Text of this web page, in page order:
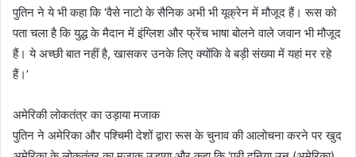
पुतिन ने ये भी कहा कि ‘वैसे नाटो के सैनिक अभी भी यूक्रेन में मौजूद हैं। रूस को
पता चला है कि युद्ध के मैदान में इंग्लिश और फ्रेंच भाषा बोलने वाले जवान भी मौजूद
हैं। ये अच्छी बात नहीं है, खासकर उनके लिए क्योंकि वे बड़ी संख्या में यहां मर रहे
हैं।’
अमेरिकी लोकतंत्र का उड़ाया मजाक
पुतिन ने अमेरिका और पश्चिमी देशों द्वारा रूस के चुनाव की आलोचना करने पर खुद